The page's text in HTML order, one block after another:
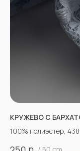
КРУЖЕВО С
100% полиэстер,